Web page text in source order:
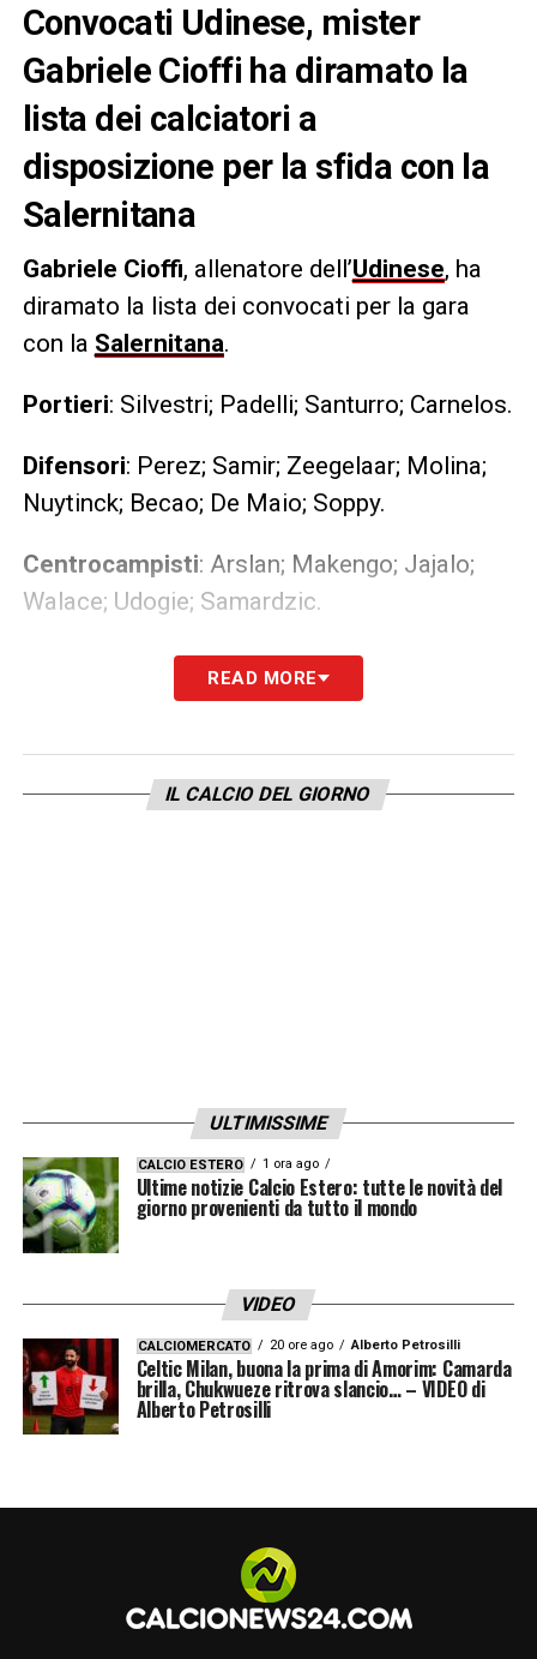
Convocati Udinese, mister
Gabriele Cioffi ha diramato la
lista dei calciatori a
disposizione per la sfida con la
Salernitana
Gabriele Cioffi, allenatore dell’Udinese, ha
diramato la lista dei convocati per la gara
con la Salernitana.
Portieri: Silvestri; Padelli; Santurro; Carnelos.
Difensori: Perez; Samir; Zeegelaar; Molina;
Nuytinck; Becao; De Maio; Soppy.
Centrocampisti: Arslan; Makengo; Jajalo;
Walace; Udogie; Samardzic.
: Success; Beto; Deulofeu;
Pussetto; Nestorovski; Forestieri.
LA PLAYLIST DELLE NOSTRE TOP NEWS
READ MORE
IL CALCIO DEL GIORNO
ULTIMISSIME
CALCIO ESTERO 1 ora ago
Ultime notizie Calcio Estero: tutte le novità del
giorno provenienti da tutto il mondo
VIDEO
CALCIOMERCATO 20 ore ago Alberto Petrosilli
Celtic Milan, buona la prima di Amorim: Camarda
brilla, Chukwueze ritrova slancio… – VIDEO di
Alberto Petrosilli